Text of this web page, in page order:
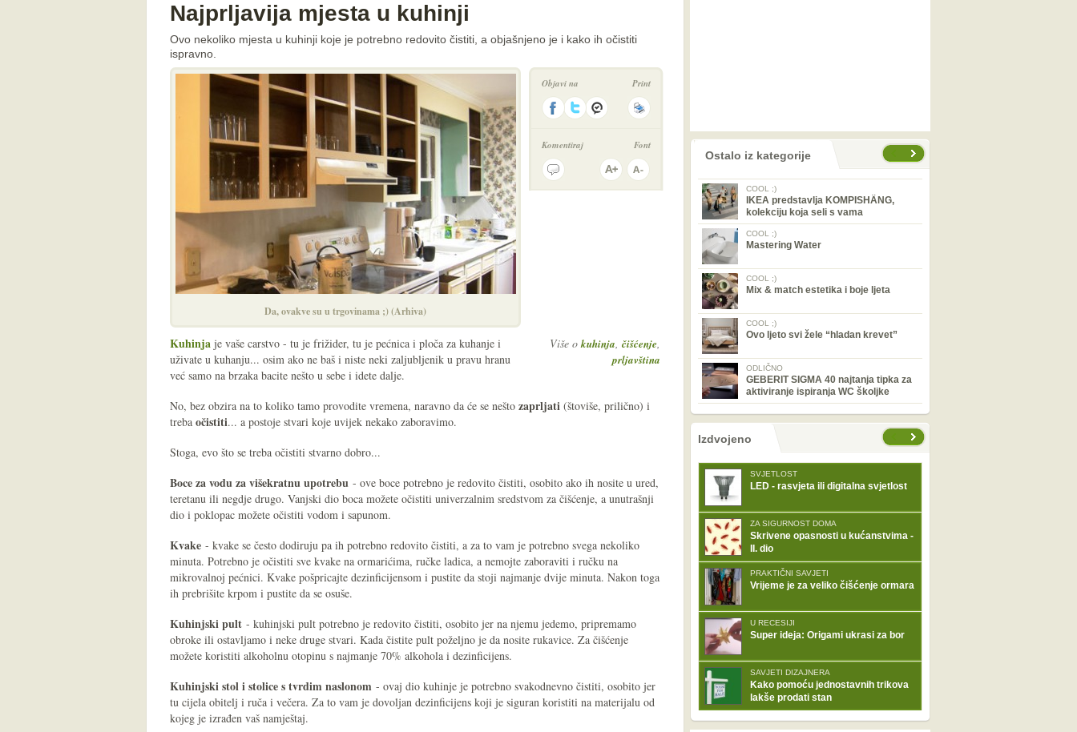
Najprljavija mjesta u kuhinji
Ovo nekoliko mjesta u kuhinji koje je potrebno redovito čistiti, a objašnjeno je i kako ih očistiti
ispravno.
Da, ovakve su u trgovinama ;) (Arhiva)
Objavi na Print
Komentiraj Font
Više okuhinja, čišćenje,
prljavština
Kuhinja je vaše carstvo - tu je frižider, tu je pećnica i ploča za kuhanje i
uživate u kuhanju... osim ako ne baš i niste neki zaljubljenik u pravu hranu
već samo na brzaka bacite nešto u sebe i idete dalje.
No, bez obzira na to koliko tamo provodite vremena, naravno da će se nešto zaprljati (štoviše, prilično) i
treba očistiti... a postoje stvari koje uvijek nekako zaboravimo.
Stoga, evo što se treba očistiti stvarno dobro...
Boce za vodu za višekratnu upotrebu - ove boce potrebno je redovito čistiti, osobito ako ih nosite u ured,
teretanu ili negdje drugo. Vanjski dio boca možete očistiti univerzalnim sredstvom za čišćenje, a unutrašnji
dio i poklopac možete očistiti vodom i sapunom.
Kvake - kvake se često dodiruju pa ih potrebno redovito čistiti, a za to vam je potrebno svega nekoliko
minuta. Potrebno je očistiti sve kvake na ormarićima, ručke ladica, a nemojte zaboraviti i ručku na
mikrovalnoj pećnici. Kvake pošpricajte dezinficijensom i pustite da stoji najmanje dvije minuta. Nakon toga
ih prebrišite krpom i pustite da se osuše.
Kuhinjski pult - kuhinjski pult potrebno je redovito čistiti, osobito jer na njemu jedemo, pripremamo
obroke ili ostavljamo i neke druge stvari. Kada čistite pult poželjno je da nosite rukavice. Za čišćenje
možete koristiti alkoholnu otopinu s najmanje 70% alkohola i dezinficijens.
Kuhinjski stol i stolice s tvrdim naslonom - ovaj dio kuhinje je potrebno svakodnevno čistiti, osobito jer
tu cijela obitelj i ruča i večera. Za to vam je dovoljan dezinficijens koji je siguran koristiti na materijalu od
kojeg je izrađen vaš namještaj.
prethodno Ostalo iz kategorije
COOL ;)
IKEA predstavlja KOMPISHÄNG,
kolekciju koja seli s vama
COOL ;)
Mastering Water
COOL ;)
Mix & match estetika i boje ljeta
COOL ;)
Ovo ljeto svi žele “hladan krevet”
ODLIČNO
GEBERIT SIGMA 40 najtanja tipka za
aktiviranje ispiranja WC školjke
nema prethodne stranice
sljedećeIzdvojeno
SVJETLOST
LED - rasvjeta ili digitalna svjetlost
ZA SIGURNOST DOMA
Skrivene opasnosti u kućanstvima -
II. dio
PRAKTIČNI SAVJETI
Vrijeme je za veliko čišćenje ormara
U RECESIJI
Super ideja: Origami ukrasi za bor
SAVJETI DIZAJNERA
Kako pomoću jednostavnih trikova
lakše prodati stan